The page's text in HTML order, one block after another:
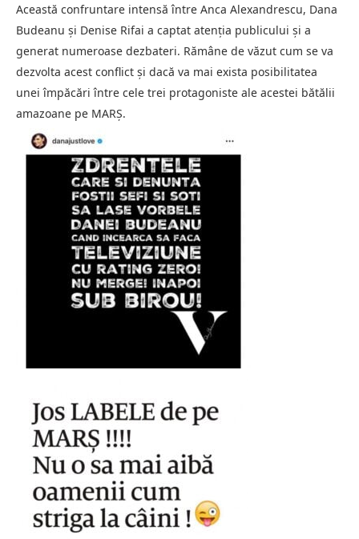
Această confruntare intensă între Anca Alexandrescu, Dana
Budeanu și Denise Rifai a captat atenția publicului și a
generat numeroase dezbateri. Rămâne de văzut cum se va
dezvolta acest conflict și dacă va mai exista posibilitatea
unei împăcări între cele trei protagoniste ale acestei bătălii
amazoane pe MARȘ.